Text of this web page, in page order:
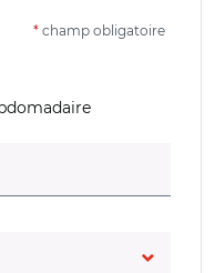
* champ obligatoire